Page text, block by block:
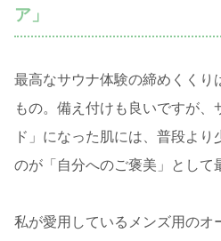
ア」
最高なサウナ体験の締めくくり
もの。備え付けも良いですが、
ド」になった肌には、普段より
のが「自分へのご褒美」として
私が愛用しているメンズ用のオ